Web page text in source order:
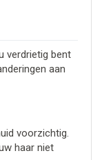
verdrietig bent
aan
voorzichtig.
haar niet